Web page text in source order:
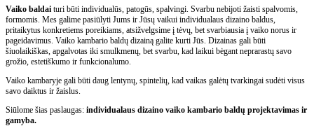
Vaiko baldai turi būti individualūs, patogūs, spalvingi. Svarbu nebijoti žaisti spalvomis,
formomis. Mes galime pasiūlyti Jums ir Jūsų vaikui individualaus dizaino baldus,
pritaikytus konkretiems poreikiams, atsižvelgsime į tėvų, bet svarbiausia į vaiko norus ir
pageidavimus. Vaiko kambario baldų dizainą galite kurti Jūs. Dizainas gali būti
šiuolaikiškas, apgalvotas iki smulkmenų, bet svarbu, kad laikui bėgant neprarastų savo
grožio, estetiškumo ir funkcionalumo.
Vaiko kambaryje gali būti daug lentynų, spintelių, kad vaikas galėtų tvarkingai sudėti visus
savo daiktus ir žaislus.
Siūlome šias paslaugas: individualaus dizaino vaiko kambario baldų projektavimas ir
gamyba.